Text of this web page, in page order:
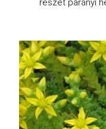
részét parányi